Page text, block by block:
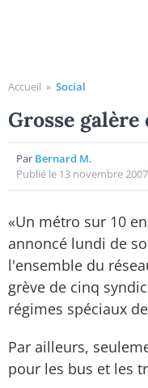
Accueil » Social
Grosse galère
Par Bernard M.
Publié le 13 novembre
«Un métro sur 10
annoncé lundi de
l'ensemble du
grève de cinq
régimes spéciaux
Par ailleurs,
pour les bus et les